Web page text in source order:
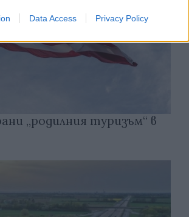
Data Access Privacy Policy
„родилния туризъм“ в